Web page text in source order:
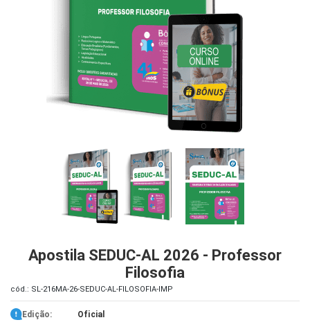
Apostila SEDUC-AL 2026 - Professor
Filosofia
cód.: SL-216MA-26-SEDUC-AL-FILOSOFIA-IMP
Edição: Oficial